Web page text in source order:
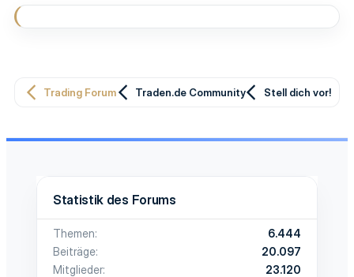
Trading Forum Traden.de Community Stell dich vor!
Statistik des Forums
Themen
6.444
Beiträge
20.097
Mitglieder
23.120